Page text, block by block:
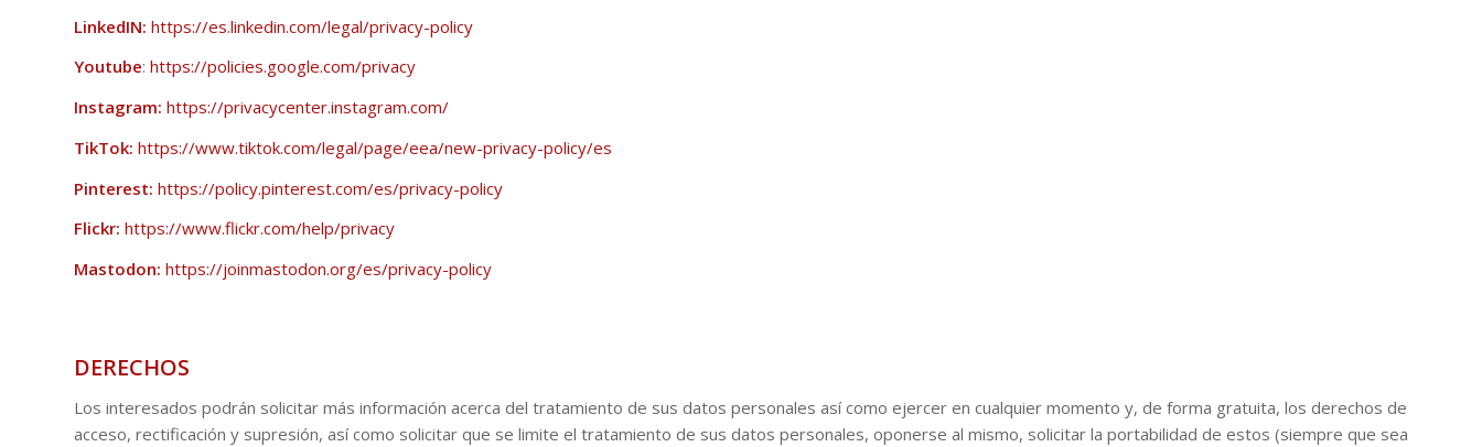
LinkedIN: https://es.linkedin.com/legal/privacy-policy
Youtube: https://policies.google.com/privacy
Instagram: https://privacycenter.instagram.com/
TikTok: https://www.tiktok.com/legal/page/eea/new-privacy-policy/es
Pinterest: https://policy.pinterest.com/es/privacy-policy
Flickr: https://www.flickr.com/help/privacy
Mastodon: https://joinmastodon.org/es/privacy-policy
DERECHOS
Los interesados podrán solicitar más información acerca del tratamiento de sus datos personales así como ejercer en cualquier momento y, de forma gratuita, los derechos de
acceso, rectificación y supresión, así como solicitar que se limite el tratamiento de sus datos personales, oponerse al mismo, solicitar la portabilidad de estos (siempre que sea